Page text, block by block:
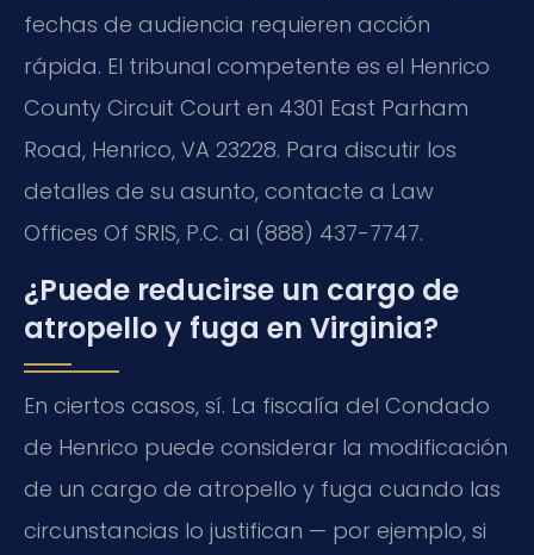
fechas de audiencia requieren acción
rápida. El tribunal competente es el Henrico
County Circuit Court en 4301 East Parham
Road, Henrico, VA 23228. Para discutir los
detalles de su asunto, contacte a Law
Offices Of SRIS, P.C. al (888) 437-7747.
¿Puede reducirse un cargo de
atropello y fuga en Virginia?
En ciertos casos, sí. La fiscalía del Condado
de Henrico puede considerar la modificación
de un cargo de atropello y fuga cuando las
circunstancias lo justifican — por ejemplo, si